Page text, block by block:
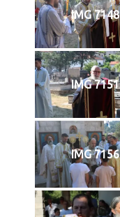
IMG 7148
IMG 7151
IMG 7156